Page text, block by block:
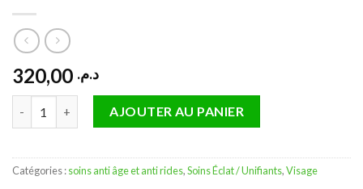
د.م.
quantité de SESDERMA - C VIT RADIANCE MASQUE
AJOUTER AU PANIER
Catégories :soins anti âge et anti rides,Soins Éclat / Unifiants,Visage